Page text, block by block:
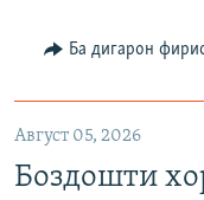
Ба дигарон
Август 05, 2026
Боздошти